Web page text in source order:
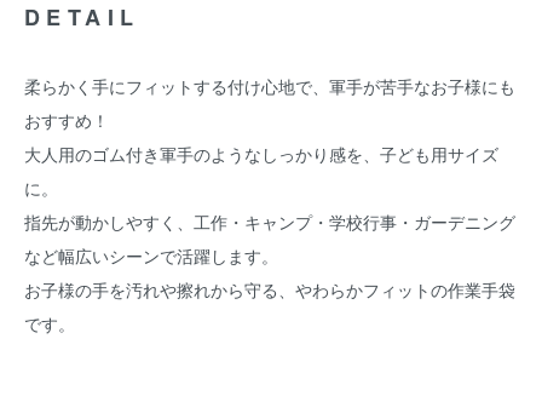
DETAIL
柔らかく手にフィットする付け心地で、軍手が苦手なお子様にも
おすすめ！
大人用のゴム付き軍手のようなしっかり感を、子ども用サイズ
に。
指先が動かしやすく、工作・キャンプ・学校行事・ガーデニング
など幅広いシーンで活躍します。
お子様の手を汚れや擦れから守る、やわらかフィットの作業手袋
です。